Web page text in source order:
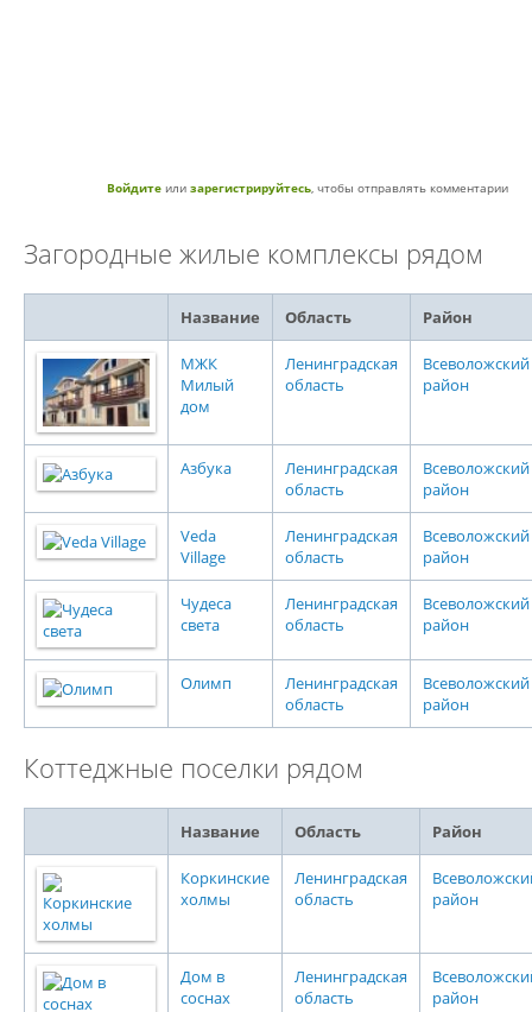
Войдите или зарегистрируйтесь, чтобы отправлять комментарии
Загородные жилые комплексы рядом
Название Область Район
МЖК
Милый
дом
Ленинградская
область
Всеволожский
район
Азбука
Ленинградская
область
Всеволожский
район
Veda
Village
Ленинградская
область
Всеволожский
район
Чудеса
света
Ленинградская
область
Всеволожский
район
Олимп
Ленинградская
область
Всеволожский
район
Коттеджные поселки рядом
Название Область Район
Коркинские
холмы
Ленинградская
область
район
Дом в
соснах
Ленинградская
область
район